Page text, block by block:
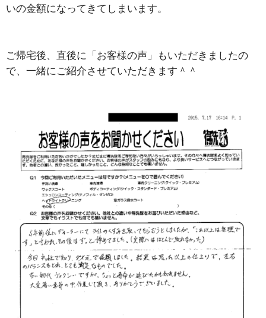
いの金額になってきてしまいます。
ご帰宅後、直後に「お客様の声」もいただきましたの
で、一緒にご紹介させていただきます＾＾